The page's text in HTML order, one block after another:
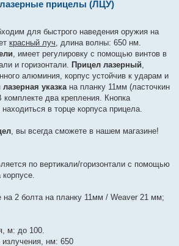
прицелы (ЛЦУ)
для быстрого наведения оружия на
красный луч, длина волны: 650 нм.
, имеет регулировку с помощью винтов в
и горизонтали. Прицел лазерный,
алюминия, корпус устойчив к ударам и
лазерная указка на планку 11мм (ласточкин
два крепления. Кнопка
в торце корпуса прицела.
, вы всегда сможете в нашем магазине!
по вертикали/горизонтали с помощью
на 2 болта на планку 11мм / Weaver 21 мм;
м: до 100.
нм: 650